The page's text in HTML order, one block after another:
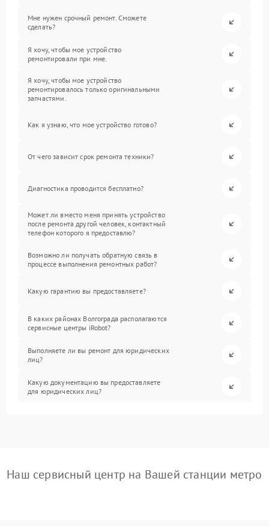
Мне нужен срочный ремонт. Сможете
сделать?
Я хочу, чтобы мое устройство
ремонтировали при мне.
Я хочу, чтобы мое устройство
ремонтировалось только оригинальными
запчастями.
Как я узнаю, что мое устройство готово?
От чего зависит срок ремонта техники?
Диагностика проводится бесплатно?
Может ли вместо меня принять устройство
после ремонта другой человек, контактный
телефон которого я предоставлю?
Возможно ли получать обратную связь в
процессе выполнения ремонтных работ?
Какую гарантию вы предоставляете?
В каких районах Волгограда располагаются
сервисные центры iRobot?
Выполняете ли вы ремонт для юридических
лиц?
Какую документацию вы предоставляете
для юридических лиц?
Наш сервисный центр на Вашей станции метро